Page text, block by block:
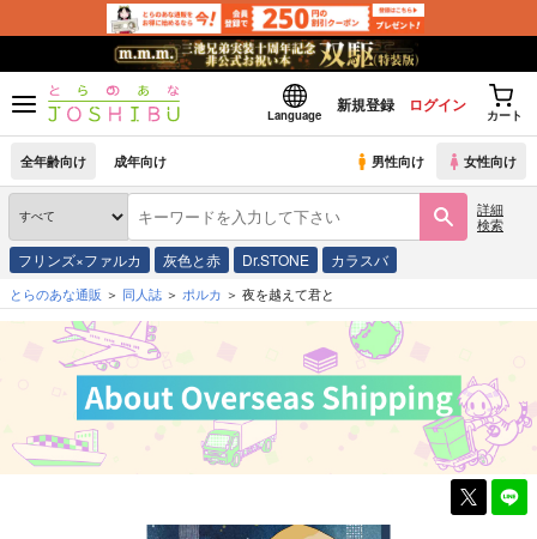
Language
新規登録 ログイン
カート
全年齢向け 成年向け 男性向け 女性向け
詳細
検索
フリンズ×ファルカ 灰色と赤 Dr.STONE カラスバ
とらのあな通販 同人誌 ポルカ 夜を越えて君と